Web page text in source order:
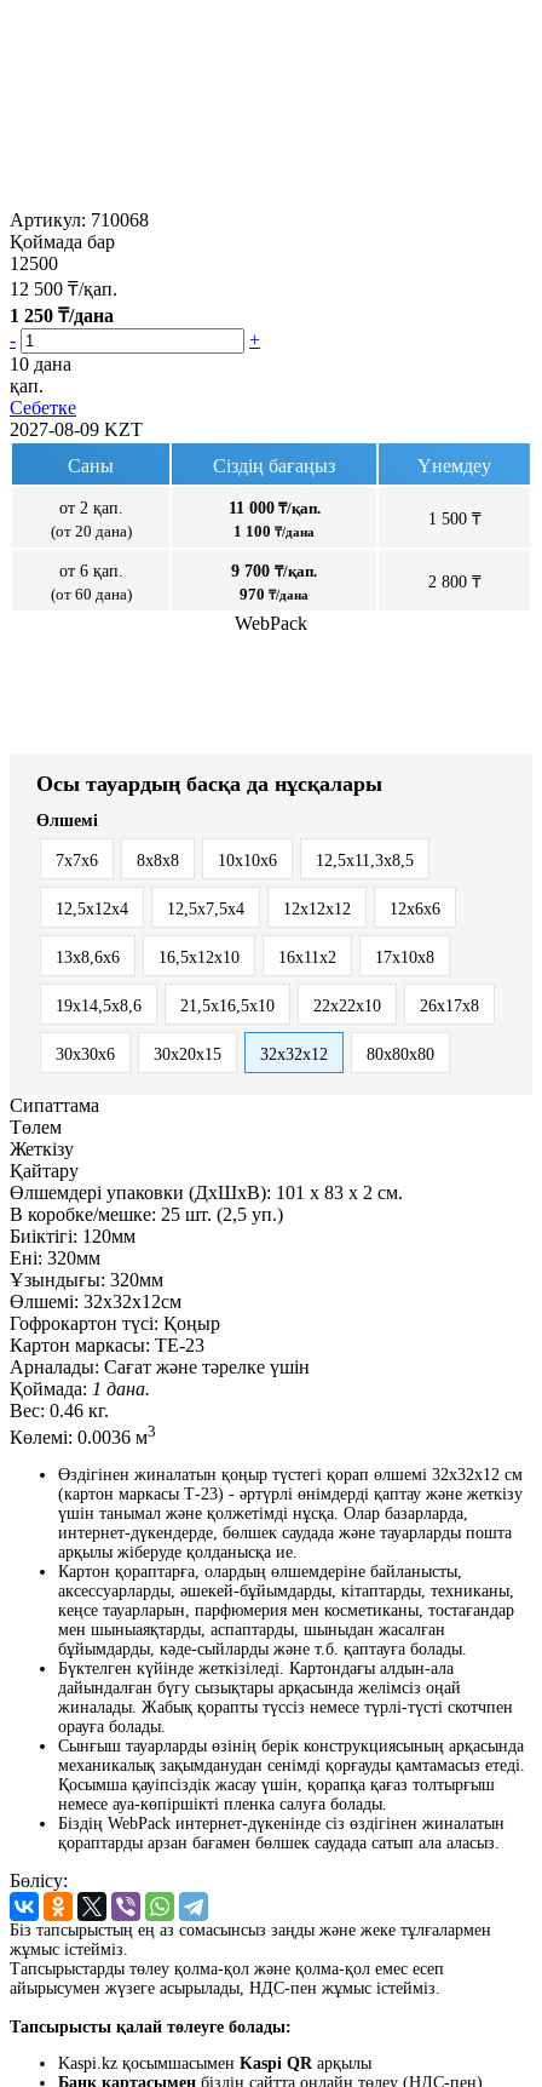
Артикул: 710068
Қоймада бар
12500
12 500 ₸/қап.
1 250 ₸/дана
-
+
10 дана
қап.
Себетке
2027-08-09 KZT
Саны
Сіздің бағаңыз Үнемдеу
от 2 қап.
(от 20 дана)
11 000₸/қап.
1 100 ₸/дана
1 500 ₸
от 6 қап.
(от 60 дана)
9 700 ₸/қап.
970 ₸/дана
2 800 ₸
WebPack
Осы тауардың басқа да нұсқалары
Өлшемі
7х7х6 8х8х8 10х10х6 12,5x11,3x8,5
12,5x12x4 12,5x7,5x4 12х12х12 12х6х6
13x8,6x6 16,5x12x10 16x11x2 17х10х8
19х14,5х8,6 21,5x16,5x10 22x22x10 26х17х8
30x30x6 30х20х15 32х32х12 80х80х80
Сипаттама
Төлем
Жеткізу
Қайтару
Өлшемдері упаковки (ДxШxВ): 101 x 83 x 2 см.
В коробке/мешке: 25 шт. (2,5 уп.)
Биіктігі: 120мм
Ені: 320мм
Ұзындығы: 320мм
Өлшемі: 32х32х12см
Гофрокартон түсі: Қоңыр
Картон маркасы: ТЕ-23
Арналады: Сағат және тәрелке үшін
Қоймада: 1 дана.
Вес: 0.46 кг.
Көлемі: 0.0036 м3
Өздігінен жиналатын қоңыр түстегі қорап өлшемі 32x32x12 см
(картон маркасы Т-23) - әртүрлі өнімдерді қаптау және жеткізу
үшін танымал және қолжетімді нұсқа. Олар базарларда,
интернет-дүкендерде, бөлшек саудада және тауарларды пошта
арқылы жіберуде қолданысқа ие.
Картон қораптарға, олардың өлшемдеріне байланысты,
аксессуарларды, әшекей-бұйымдарды, кітаптарды, техниканы,
кеңсе тауарларын, парфюмерия мен косметиканы, тостағандар
мен шыныаяқтарды, аспаптарды, шыныдан жасалған
бұйымдарды, кәде-сыйларды және т.б. қаптауға болады.
Бүктелген күйінде жеткізіледі. Картондағы алдын-ала
дайындалған бүгу сызықтары арқасында желімсіз оңай
жиналады. Жабық қорапты түссіз немесе түрлі-түсті скотчпен
орауға болады.
Сынғыш тауарларды өзінің берік конструкциясының арқасында
механикалық зақымданудан сенімді қорғауды қамтамасыз етеді.
Қосымша қауіпсіздік жасау үшін, қорапқа қағаз толтырғыш
немесе ауа-көпіршікті пленка салуға болады.
Біздің WebPack интернет-дүкенінде сіз өздігінен жиналатын
қораптарды арзан бағамен бөлшек саудада сатып ала аласыз.
Бөлісу:
Біз тапсырыстың ең аз сомасынсыз заңды және жеке тұлғалармен
жұмыс істейміз.
Тапсырыстарды төлеу қолма-қол және қолма-қол емес есеп
айырысумен жүзеге асырылады, НДС-пен жұмыс істейміз.
Тапсырысты қалай төлеуге болады:
Kaspi.kz қосымшасымен Kaspi QRарқылы
Банк картасымен біздің сайтта онлайн төлеу (НДС-пен)